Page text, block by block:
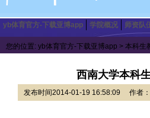
yb体育官方-下载亚博app 学院概况 师资队
您的位置: yb体育官方-下载亚博app > 本科生
西南大学本科
发布时间2014-01-19 16:58:09 作者